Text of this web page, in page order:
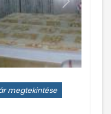
megtekintése